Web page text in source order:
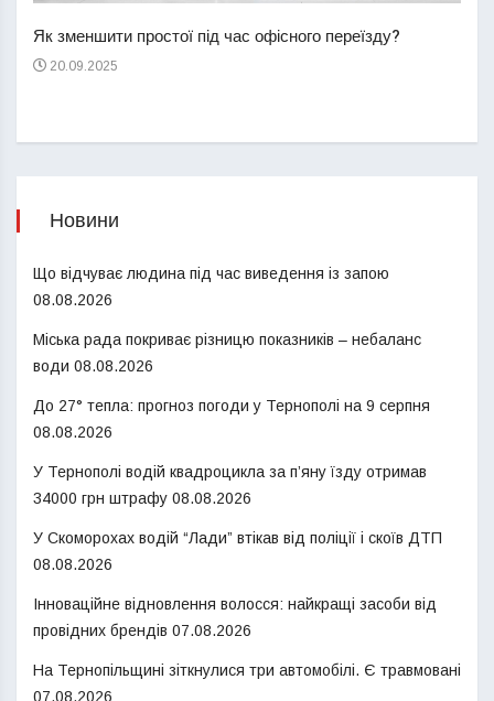
Як зменшити простої під час офісного переїзду?
20.09.2025
Новини
Що відчуває людина під час виведення із запою
08.08.2026
Міська рада покриває різницю показників – небаланс
води 08.08.2026
До 27° тепла: прогноз погоди у Тернополі на 9 серпня
08.08.2026
У Тернополі водій квадроцикла за п’яну їзду отримав
34000 грн штрафу 08.08.2026
У Скоморохах водій “Лади” втікав від поліції і скоїв ДТП
08.08.2026
Інноваційне відновлення волосся: найкращі засоби від
провідних брендів 07.08.2026
На Тернопільщині зіткнулися три автомобілі. Є травмовані
07.08.2026